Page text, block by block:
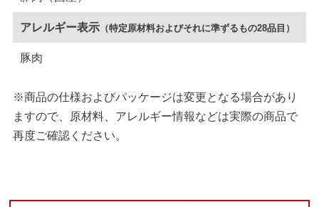
アレルギー表示 （特定原材料およびそれに準ずるもの28品目）
豚肉
※商品の仕様およびパッケージは変更となる場合があり
ますので、原材料、アレルギー情報などは実際の商品で
再度ご確認ください。